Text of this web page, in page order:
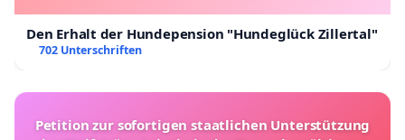
Den Erhalt der Hundepension "Hundeglück Zillertal"
702 Unterschriften
Petition zur sofortigen staatlichen Unterstützung